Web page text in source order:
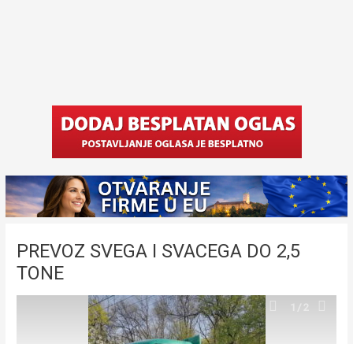
PREVOZ SVEGA I SVACEGA DO 2,5
TONE
1 /2